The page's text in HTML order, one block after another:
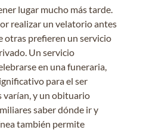
lugar mucho más tarde.
realizar un velatorio antes
otras prefieren un servicio
Un servicio
en una funeraria,
para el ser
varían, y un obituario
saber dónde ir y
también permite